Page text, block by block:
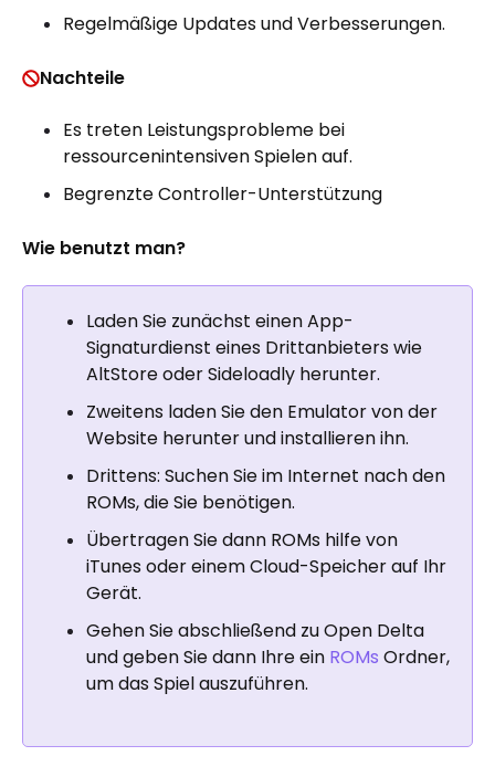
Regelmäßige Updates und Verbesserungen.
Nachteile
Es treten Leistungsprobleme bei
ressourcenintensiven Spielen auf.
Begrenzte Controller-Unterstützung
Wie benutzt man?
Laden Sie zunächst einen App-
Signaturdienst eines Drittanbieters wie
AltStore oder Sideloadly herunter.
Zweitens laden Sie den Emulator von der
Website herunter und installieren ihn.
Drittens: Suchen Sie im Internet nach den
ROMs, die Sie benötigen.
Übertragen Sie dann ROMs hilfe von
iTunes oder einem Cloud-Speicher auf Ihr
Gerät.
Gehen Sie abschließend zu Open Delta
und geben Sie dann Ihre ein ROMs Ordner,
um das Spiel auszuführen.